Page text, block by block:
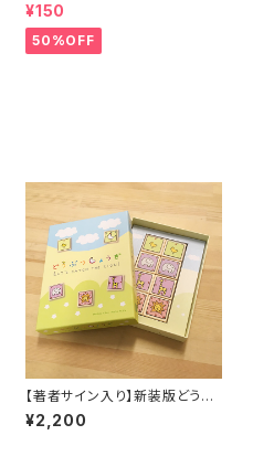
¥150
50%OFF
【著者サイン入り】新装版どうぶ
つしょうぎ
¥2,200